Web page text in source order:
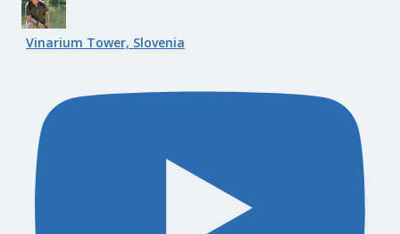
Vinarium Tower, Slovenia